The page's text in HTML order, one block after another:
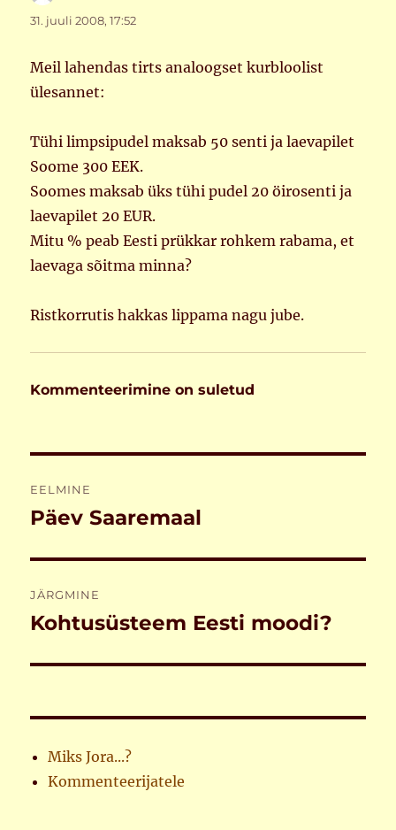
31. juuli 2008, 17:52
Meil lahendas tirts analoogset kurbloolist
ülesannet:
Tühi limpsipudel maksab 50 senti ja laevapilet
Soome 300 EEK.
Soomes maksab üks tühi pudel 20 öirosenti ja
laevapilet 20 EUR.
Mitu % peab Eesti prükkar rohkem rabama, et
laevaga sõitma minna?
Ristkorrutis hakkas lippama nagu jube.
Kommenteerimine on suletud
EELMINE
Eelmine
Päev Saaremaal
JÄRGMINE
Järgmine
Kohtusüsteem Eesti moodi?
Miks Jora...?
Kommenteerijatele